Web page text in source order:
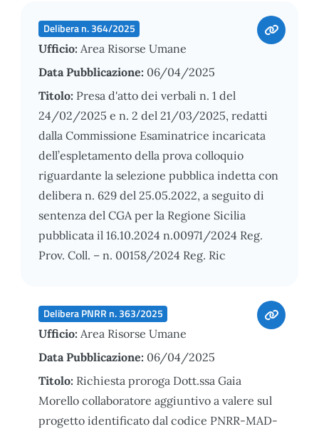
Delibera n. 364/2025
Ufficio: Area Risorse Umane
Data Pubblicazione: 06/04/2025
Titolo: Presa d'atto dei verbali n. 1 del
24/02/2025 e n. 2 del 21/03/2025, redatti
dalla Commissione Esaminatrice incaricata
dell’espletamento della prova colloquio
riguardante la selezione pubblica indetta con
delibera n. 629 del 25.05.2022, a seguito di
sentenza del CGA per la Regione Sicilia
pubblicata il 16.10.2024 n.00971/2024 Reg.
Prov. Coll. – n. 00158/2024 Reg. Ric
Delibera PNRR n. 363/2025
Ufficio: Area Risorse Umane
Data Pubblicazione: 06/04/2025
Titolo: Richiesta proroga Dott.ssa Gaia
Morello collaboratore aggiuntivo a valere sul
progetto identificato dal codice PNRR-MAD-